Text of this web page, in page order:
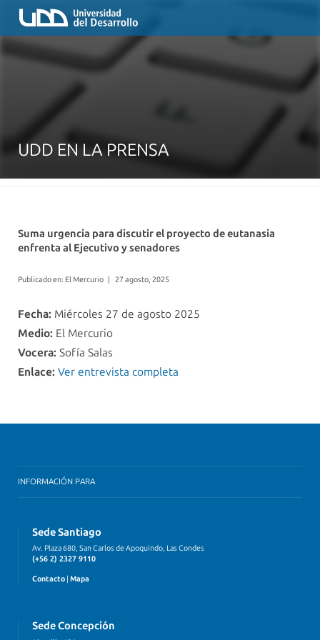
UDD EN LA PRENSA
Suma urgencia para discutir el proyecto de eutanasia
enfrenta al Ejecutivo y senadores
Publicado en: El Mercurio | 27 agosto, 2025
Fecha: Miércoles 27 de agosto 2025
Medio: El Mercurio
Vocera: Sofía Salas
Enlace: Ver entrevista completa
INFORMACIÓN PARA
Sede Santiago
Av. Plaza 680, San Carlos de Apoquindo, Las Condes
(+56 2) 2327 9110
Contacto Mapa
Sede Concepción